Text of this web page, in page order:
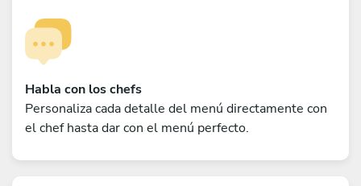
Habla con los chefs
Personaliza cada detalle del menú directamente con
el chef hasta dar con el menú perfecto.